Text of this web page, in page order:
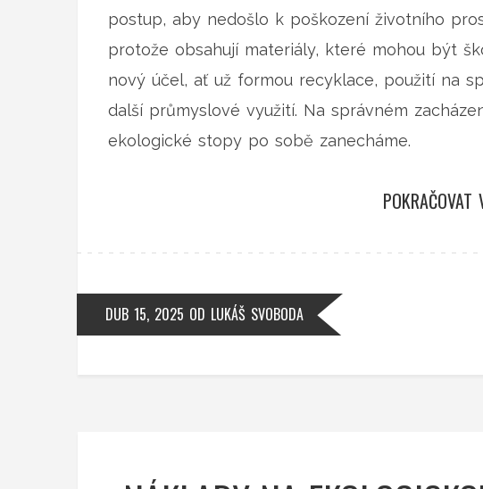
postup, aby nedošlo k poškození životního
protože obsahují materiály, které mohou být
nový účel, ať už formou recyklace, použití na
další průmyslové využití. Na správném
ekologické stopy po sobě zanecháme.
POKRAČOVAT
DUB 15, 2025 OD LUKÁŠ SVOBODA